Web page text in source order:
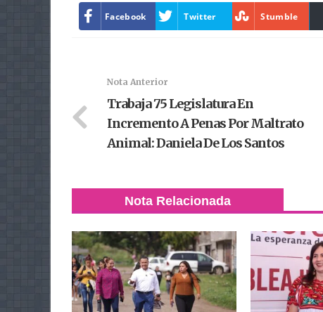
Facebook Twitter Stumble
Nota Anterior
Trabaja 75 Legislatura En
Incremento A Penas Por Maltrato
Animal: Daniela De Los Santos
Nota Relacionada